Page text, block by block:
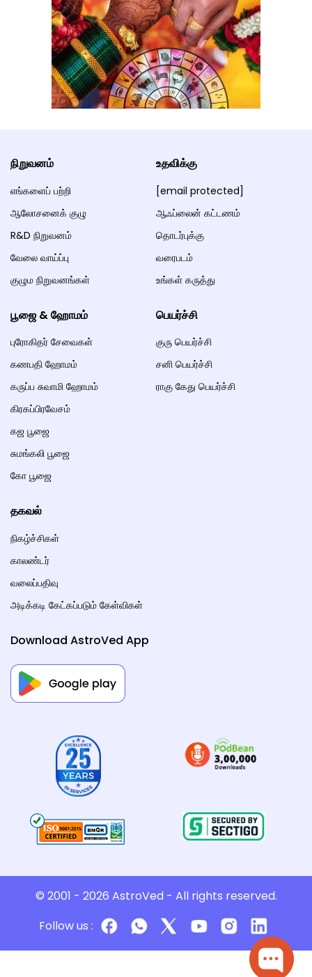
நிறுவனம்
எங்களைப் பற்றி
ஆலோசனைக் குழு
R&D நிறுவனம்
வேலை வாய்ப்பு
குழும நிறுவனங்கள்
உதவிக்கு
[email protected]
ஆஃப்லைன் கட்டணம்
தொடர்புக்கு
வரைபடம்
உங்கள் கருத்து
பூஜை & ஹோமம்
புரோகிதர் சேவைகள்
கணபதி ஹோமம்
கருப்ப சுவாமி ஹோமம்
கிரகப்பிரவேசம்
கஜ பூஜை
சுமங்கலி பூஜை
கோ பூஜை
பெயர்ச்சி
குரு பெயர்ச்சி
சனி பெயர்ச்சி
ராகு கேது பெயர்ச்சி
தகவல்
நிகழ்ச்சிகள்
காலண்டர்
வலைப்பதிவு
அடிக்கடி கேட்கப்படும் கேள்விகள்
Download AstroVed App
© 2001 - 2026 AstroVed - All rights reserved.
Follow us :